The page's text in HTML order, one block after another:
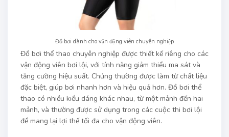
Đồ bơi dành cho vận động viên chuyên nghiệp
Đồ bơi thể thao chuyên nghiệp được thiết kế riêng cho các
vận động viên bơi lội, với tính năng giảm thiểu ma sát và
tăng cường hiệu suất. Chúng thường được làm từ chất liệu
đặc biệt, giúp bơi nhanh hơn và hiệu quả hơn. Đồ bơi thể
thao có nhiều kiểu dáng khác nhau, từ một mảnh đến hai
mảnh, và thường được sử dụng trong các cuộc thi bơi lội
để mang lại lợi thế tối đa cho vận động viên.